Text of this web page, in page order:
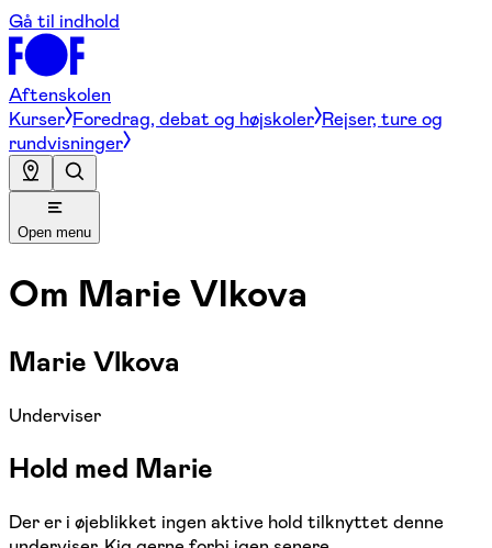
Gå til indhold
Aftenskolen
Kurser Foredrag, debat og højskoler Rejser, ture og
rundvisninger
Open menu
Om Marie Vlkova
Marie Vlkova
Underviser
Hold med Marie
Der er i øjeblikket ingen aktive hold tilknyttet denne